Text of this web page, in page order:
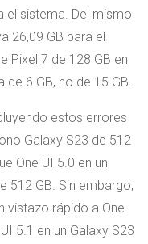
el sistema. Del mismo
26,09 GB para el
Pixel 7 de 128 GB en
6 GB, no de 15 GB.
estos errores
Galaxy S23 de 512
One UI 5.0 en un
512 GB. Sin embargo,
vistazo rápido a One
5.1 en un Galaxy S23